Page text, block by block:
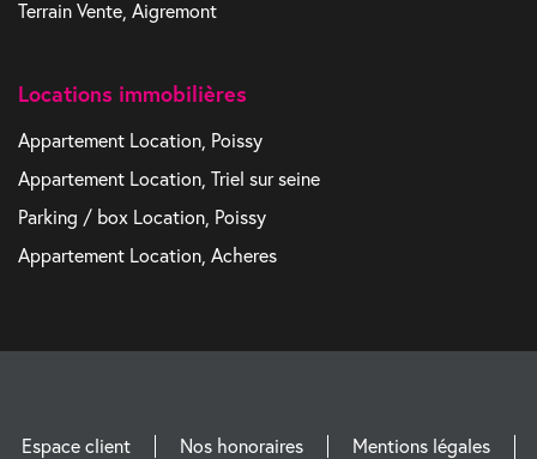
Terrain Vente, Aigremont
Locations immobilières
Appartement Location, Poissy
Appartement Location, Triel sur seine
Parking / box Location, Poissy
Appartement Location, Acheres
Espace client Nos honoraires
Mentions légales